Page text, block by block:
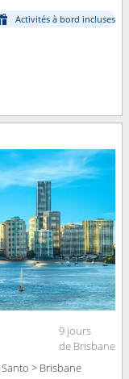
Activités à bord incluses
9 jours
de Brisbane
> Brisbane